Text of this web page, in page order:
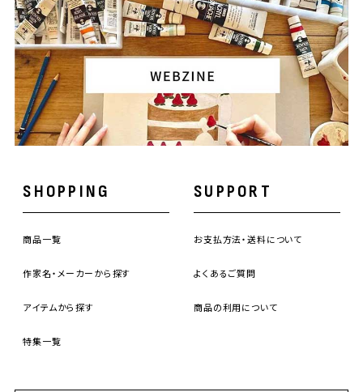
SHOPPING
商品一覧
作家名・メーカーから探す
アイテムから探す
特集一覧
SUPPORT
お支払方法・送料について
よくあるご質問
商品の利用について